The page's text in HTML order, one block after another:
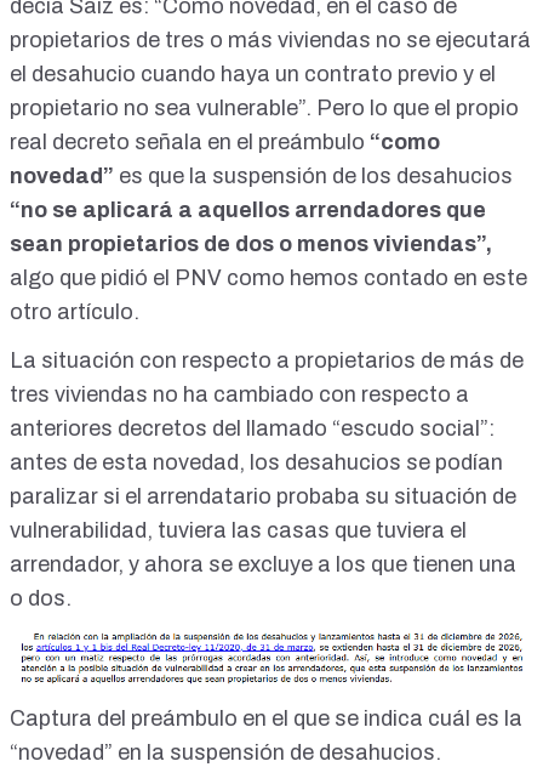
decía Saiz es: “Como novedad, en el caso de
propietarios de tres o más viviendas no se ejecutará
el desahucio cuando haya un contrato previo y el
propietario no sea vulnerable”. Pero lo que el propio
real decreto señala en el preámbulo “como
novedad” es que la suspensión de los desahucios
“no se aplicará a aquellos arrendadores que
sean propietarios de dos o menos viviendas”,
algo que pidió el PNV como hemos contado en este
otro artículo.
La situación con respecto a propietarios de más de
tres viviendas no ha cambiado con respecto a
anteriores decretos del llamado “escudo social”:
antes de esta novedad, los desahucios se podían
paralizar si el arrendatario probaba su situación de
vulnerabilidad, tuviera las casas que tuviera el
arrendador, y ahora se excluye a los que tienen una
o dos.
Captura del preámbulo en el que se indica cuál es la
“novedad” en la suspensión de desahucios.